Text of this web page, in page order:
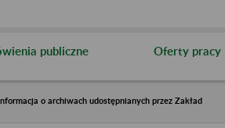
publiczne Oferty pracy
o archiwach udostępnianych przez Zakład